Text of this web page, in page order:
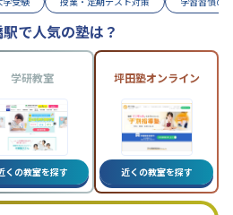
で人気の塾は？
学研教室
くの教室を探す
坪田塾オンライン
近くの教室を探す